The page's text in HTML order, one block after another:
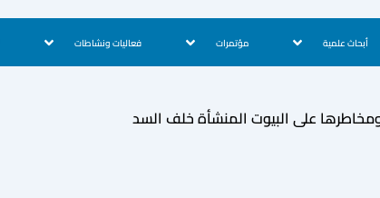
أبحاث علمية مؤتمرات فعاليات ونشاطات
على البيوت المنشأة خلف السد